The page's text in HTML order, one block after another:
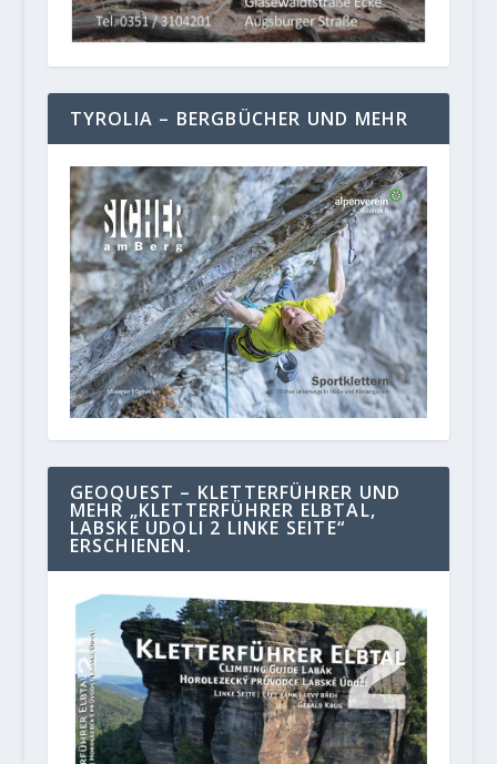
TYROLIA – BERGBÜCHER UND MEHR
GEOQUEST – KLETTERFÜHRER UND
MEHR „KLETTERFÜHRER ELBTAL,
LABSKE UDOLI 2 LINKE SEITE“
ERSCHIENEN.